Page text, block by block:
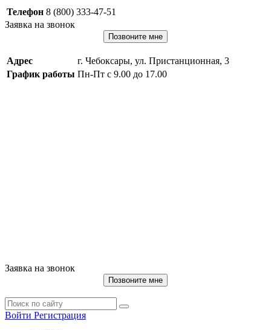
Телефон 8 (800) 333-47-51
Заявка на звонок
Позвоните мне
Адрес
г. Чебоксары, ул. Пристанционная, 3
График работы Пн-Пт с 9.00 до 17.00
Заявка на звонок
Позвоните мне
Войти Регистрация